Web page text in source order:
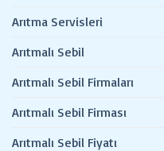
Arıtma Servisleri
Arıtmalı Sebil
Arıtmalı Sebil Firmaları
Arıtmalı Sebil Firması
Arıtmalı Sebil Fiyatı